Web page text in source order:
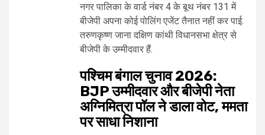
नगर पालिका के वार्ड नंबर 4 के बूथ नंबर 131 में
बीजेपी अपना कोई पोलिंग एजेंट तैनात नहीं कर पाई.
तरुणकृष्ण जाना दक्षिण कांथी विधानसभा क्षेत्र से
बीजेपी के उम्मीदवार हैं.
पश्चिम बंगाल चुनाव 2026:
BJP उम्मीदवार और बीजेपी नेता
अग्निमित्रा पॉल ने डाला वोट, ममता
पर साधा निशाना